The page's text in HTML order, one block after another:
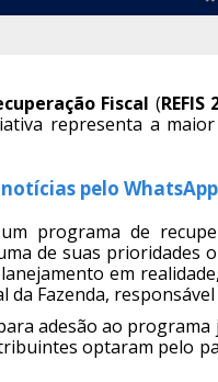
Fiscal (REFIS
representa a
pelo WhatsApp
programa de
de suas
em
da Fazenda,
adesão ao
optaram pelo